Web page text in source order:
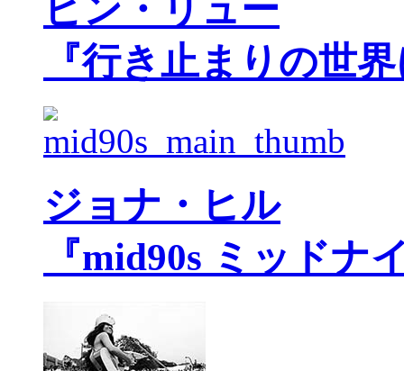
ビン・リュー
『行き止まりの世
ジョナ・ヒル
『mid90s ミッドナ